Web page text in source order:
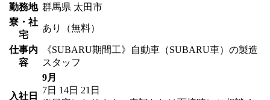
勤務地 群馬県 太田市
寮・社
宅
あり（無料）
仕事内
容
《SUBARU期間工》自動車（SUBARU車）の製造
スタッフ
入社日
9月
7日 14日 21日